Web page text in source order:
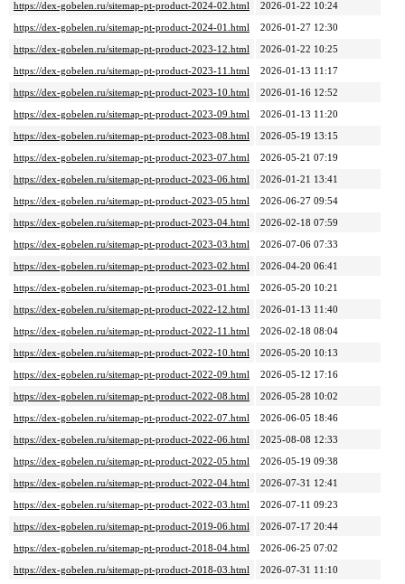
https://dex-gobelen.ru/sitemap-pt-product-2024-02.html
2026-01-22 10:24
https://dex-gobelen.ru/sitemap-pt-product-2024-01.html
2026-01-27 12:30
https://dex-gobelen.ru/sitemap-pt-product-2023-12.html
2026-01-22 10:25
https://dex-gobelen.ru/sitemap-pt-product-2023-11.html
2026-01-13 11:17
https://dex-gobelen.ru/sitemap-pt-product-2023-10.html
2026-01-16 12:52
https://dex-gobelen.ru/sitemap-pt-product-2023-09.html
2026-01-13 11:20
https://dex-gobelen.ru/sitemap-pt-product-2023-08.html
2026-05-19 13:15
https://dex-gobelen.ru/sitemap-pt-product-2023-07.html
2026-05-21 07:19
https://dex-gobelen.ru/sitemap-pt-product-2023-06.html
2026-01-21 13:41
https://dex-gobelen.ru/sitemap-pt-product-2023-05.html
2026-06-27 09:54
https://dex-gobelen.ru/sitemap-pt-product-2023-04.html
2026-02-18 07:59
https://dex-gobelen.ru/sitemap-pt-product-2023-03.html
2026-07-06 07:33
https://dex-gobelen.ru/sitemap-pt-product-2023-02.html
2026-04-20 06:41
https://dex-gobelen.ru/sitemap-pt-product-2023-01.html
2026-05-20 10:21
https://dex-gobelen.ru/sitemap-pt-product-2022-12.html
2026-01-13 11:40
https://dex-gobelen.ru/sitemap-pt-product-2022-11.html
2026-02-18 08:04
https://dex-gobelen.ru/sitemap-pt-product-2022-10.html
2026-05-20 10:13
https://dex-gobelen.ru/sitemap-pt-product-2022-09.html
2026-05-12 17:16
https://dex-gobelen.ru/sitemap-pt-product-2022-08.html
2026-05-28 10:02
https://dex-gobelen.ru/sitemap-pt-product-2022-07.html
2026-06-05 18:46
https://dex-gobelen.ru/sitemap-pt-product-2022-06.html
2025-08-08 12:33
https://dex-gobelen.ru/sitemap-pt-product-2022-05.html
2026-05-19 09:38
https://dex-gobelen.ru/sitemap-pt-product-2022-04.html
2026-07-31 12:41
https://dex-gobelen.ru/sitemap-pt-product-2022-03.html
2026-07-11 09:23
https://dex-gobelen.ru/sitemap-pt-product-2019-06.html
2026-07-17 20:44
https://dex-gobelen.ru/sitemap-pt-product-2018-04.html
2026-06-25 07:02
https://dex-gobelen.ru/sitemap-pt-product-2018-03.html
2026-07-31 11:10